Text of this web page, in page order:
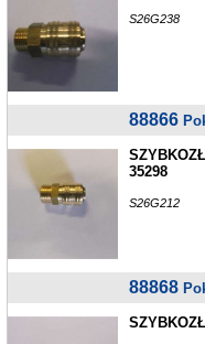
S26G238
88866
35298
S26G212
88868